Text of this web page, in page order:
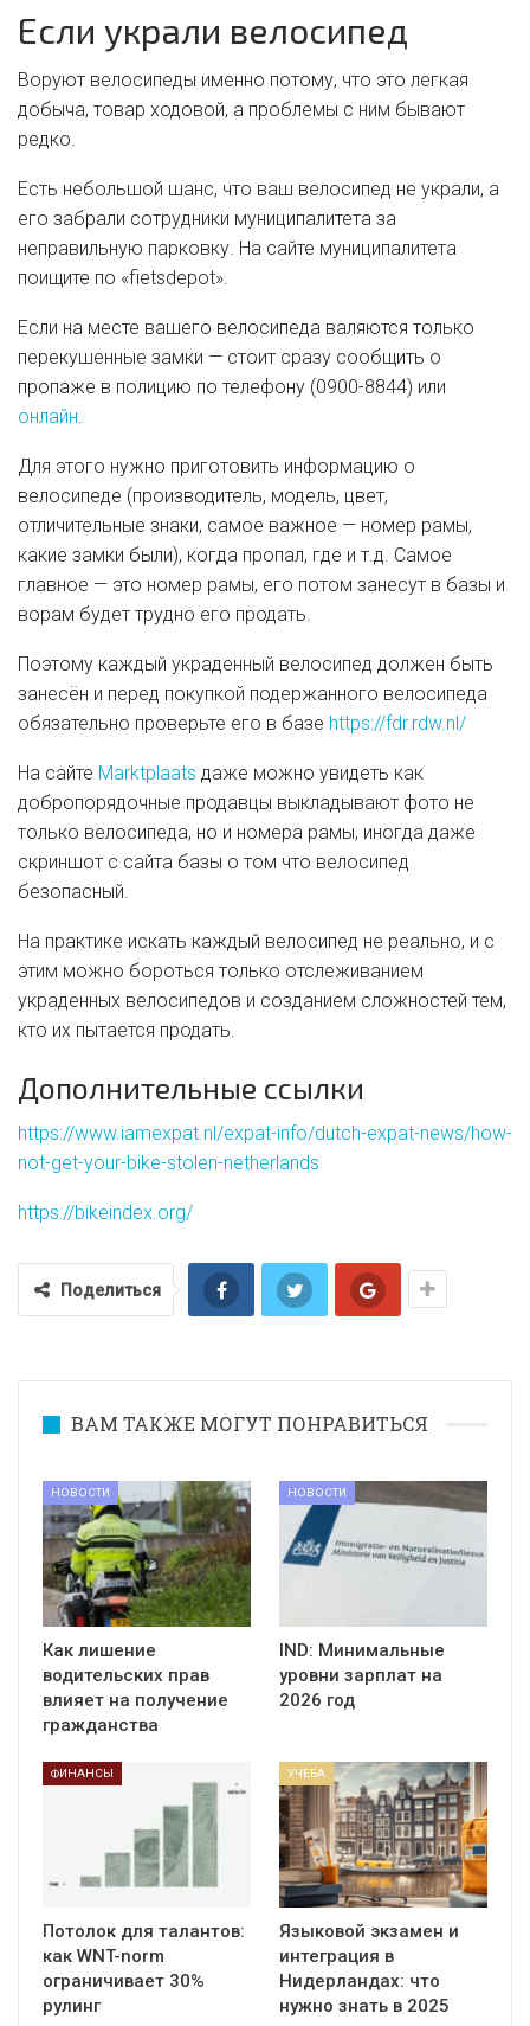
Если украли велосипед
Воруют велосипеды именно потому, что это легкая
добыча, товар ходовой, а проблемы с ним бывают
редко.
Есть небольшой шанс, что ваш велосипед не украли, а
его забрали сотрудники муниципалитета за
неправильную парковку. На сайте муниципалитета
поищите по «fietsdepot».
Если на месте вашего велосипеда валяются только
перекушенные замки — стоит сразу сообщить о
пропаже в полицию по телефону (0900-8844) или
онлайн.
Для этого нужно приготовить информацию о
велосипеде (производитель, модель, цвет,
отличительные знаки, самое важное — номер рамы,
какие замки были), когда пропал, где и т.д. Самое
главное — это номер рамы, его потом занесут в базы и
ворам будет трудно его продать.
Поэтому каждый украденный велосипед должен быть
занесён и перед покупкой подержанного велосипеда
обязательно проверьте его в базе https://fdr.rdw.nl/
На сайте Marktplaats даже можно увидеть как
добропорядочные продавцы выкладывают фото не
только велосипеда, но и номера рамы, иногда даже
скриншот с сайта базы о том что велосипед
безопасный.
На практике искать каждый велосипед не реально, и с
этим можно бороться только отслеживанием
украденных велосипедов и созданием сложностей тем,
кто их пытается продать.
Дополнительные ссылки
https://www.iamexpat.nl/expat-info/dutch-expat-news/how-
not-get-your-bike-stolen-netherlands
https://bikeindex.org/
Поделиться
ВАМ ТАКЖЕ МОГУТ ПОНРАВИТЬСЯ
НОВОСТИ
Как лишение
водительских прав
влияет на получение
гражданства
НОВОСТИ
IND: Минимальные
уровни зарплат на
2026 год
ФИНАНСЫ
Потолок для талантов:
как WNT-norm
ограничивает 30%
рулинг
УЧЕБА
Языковой экзамен и
интеграция в
Нидерландах: что
нужно знать в 2025